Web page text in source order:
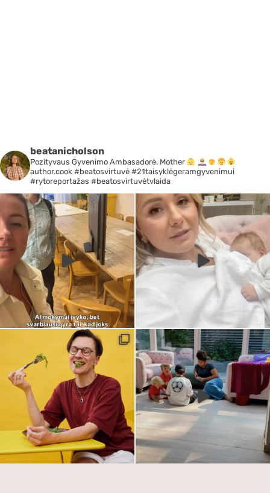
beatanicholson
Pozityvaus Gyvenimo Ambasadorė. Mother
author.cook #beatosvirtuvė #21taisyklėgeramgyvenimui
#rytoreportažas #beatosvirtuvėtvlaida